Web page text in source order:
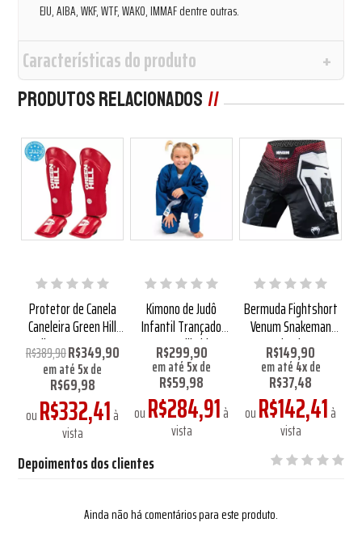
EJU, AIBA, WKF, WTF, WAKO, IMMAF dentre outras.
Características do produto
Produtos Relacionados
Protetor de Canela
Caneleira Green Hill
Full Contact WAKO
R$389,90R$349,90
em até5xde
R$69,98
ouR$332,41à
vista
Kimono de Judô
Infantil Trançado
Green Hill Kids
R$299,90
em até5xde
R$59,98
ouR$284,91à
vista
Bermuda Fightshort
Venum Snakeman
Eletric
R$149,90
em até4xde
R$37,48
ouR$142,41à
vista
Depoimentos dos clientes
Ainda não há comentários para este produto.